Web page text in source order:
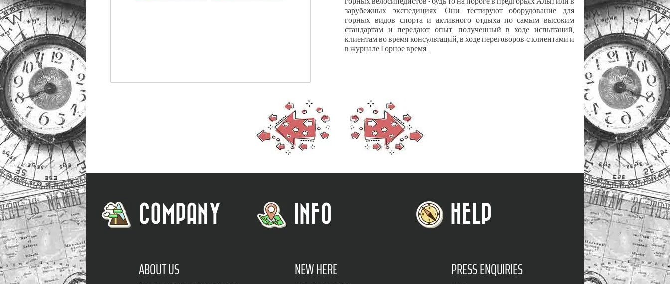
зарубежных экспедициях. Они тестируют оборудование для
горных видов спорта и активного отдыха по самым высоким
стандартам и передают опыт, полученный в ходе испытаний,
клиентам во время консультаций, в ходе переговоров с клиентами и
в журнале Горное время.
COMPANY
ABOUT US
INFO
NEW HERE
HELP
PRESS ENQUIRIES